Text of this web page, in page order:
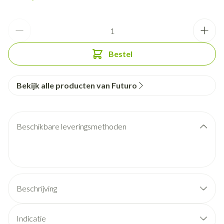
Bestel
Bekijk alle producten van Futuro
Beschikbare leveringsmethoden
Beschrijving
Indicatie